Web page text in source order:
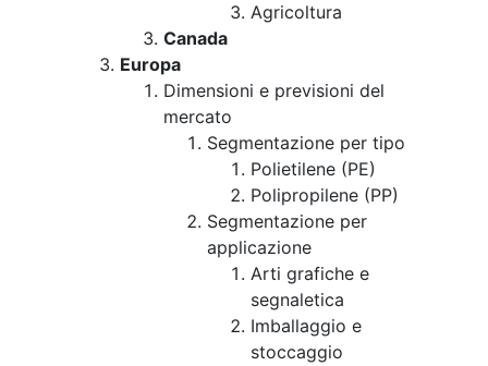
Agricoltura
Canada
Europa
Dimensioni e previsioni del
mercato
Segmentazione per tipo
Polietilene (PE)
Polipropilene (PP)
Segmentazione per
applicazione
Arti grafiche e
segnaletica
Imballaggio e
stoccaggio